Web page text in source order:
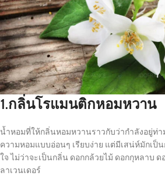
1.กลิ่นโรแมนติกหอมหวาน
น้ำหอมที่ให้กลิ่นหอมหวานราวกับว่ากำลังอยู่ท่า
ความหอมแบบอ่อนๆ เรียบง่าย แต่มีเสน่ห์มักเ
ใจ ไม่ว่าจะเป็นกลิ่น ดอกกล้วยไม้ ดอกกุหลาบ ด
ลาเวนเดอร์